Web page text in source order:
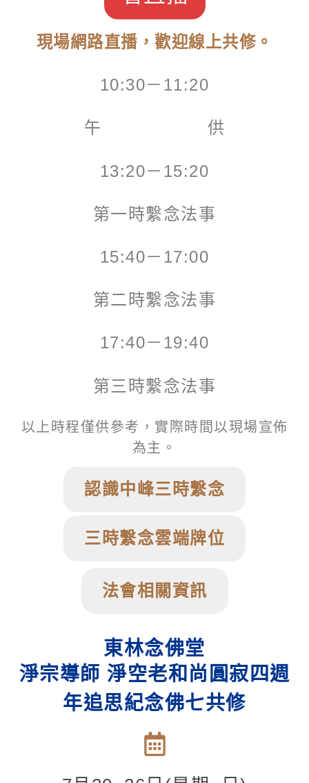
現場網路直播，歡迎線上共修。
10:30－11:20
午 供
13:20－15:20
第一時繫念法事
15:40－17:00
第二時繫念法事
17:40－19:40
第三時繫念法事
以上時程僅供參考，實際時間以現場宣佈
為主。
認識中峰三時繫念
三時繫念雲端牌位
法會相關資訊
東林念佛堂
淨宗導師 淨空老和尚圓寂四週
年追思紀念佛七共修